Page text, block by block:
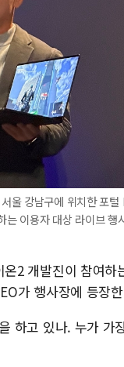
울 강남구에 위치한 포
이용자 대상 라이브 행
2 개발진이 참여
가 행사장에 등장
하고 있나. 누가